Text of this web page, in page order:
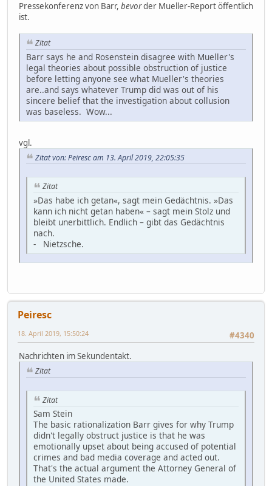
Pressekonferenz von Barr, bevorder Mueller-Report öffentlich
ist.
Zitat
Barr says he and Rosenstein disagree with Mueller's
legal theories about possible obstruction of justice
before letting anyone see what Mueller's theories
are..and says whatever Trump did was out of his
sincere belief that the investigation about collusion
was baseless. Wow...
vgl.
Zitat von: Peiresc am 13. April 2019, 22:05:35
Zitat
»Das habe ich getan«, sagt mein Gedächtnis. »Das
kann ich nicht getan haben« – sagt mein Stolz und
bleibt unerbittlich. Endlich – gibt das Gedächtnis
nach.
- Nietzsche.
Peiresc
#4340
18. April 2019, 15:50:24
Nachrichten im Sekundentakt.
Zitat
Zitat
Sam Stein
The basic rationalization Barr gives for why Trump
didn't legally obstruct justice is that he was
emotionally upset about being accused of potential
crimes and bad media coverage and acted out.
That's the actual argument the Attorney General of
the United States made.